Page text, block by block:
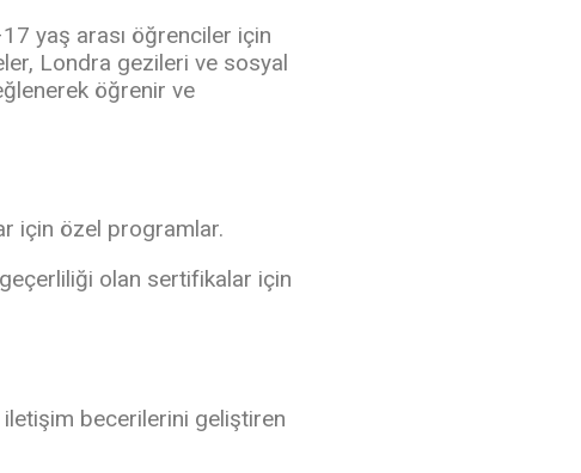
yaş arası öğrenciler için
Londra gezileri ve sosyal
öğrenir ve
için özel programlar.
olan sertifikalar için
becerilerini geliştiren